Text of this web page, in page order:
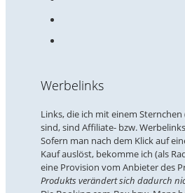
Werbelinks
Links, die ich mit einem Sternchen
sind, sind Affiliate- bzw.
Sofern man nach dem Klick auf
Kauf auslöst, bekomme ich (als
eine Provision vom Anbieter des
Produkts verändert sich dadurch